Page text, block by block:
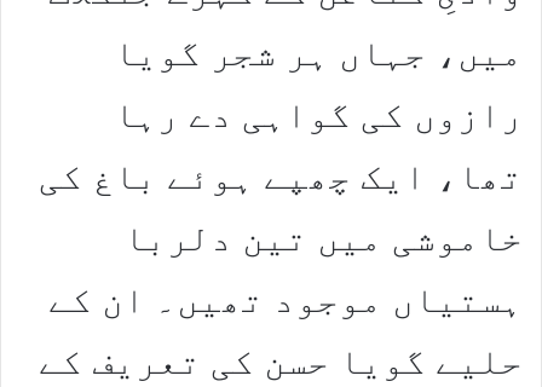
میں، جہاں ہر شجر گویا
رازوں کی گواہی دے رہا
تھا، ایک چھپے ہوئے باغ کی
خاموشی میں تین دلربا
ہستیاں موجود تھیں۔ ان کے
حلیے گویا حسن کی تعریف کے